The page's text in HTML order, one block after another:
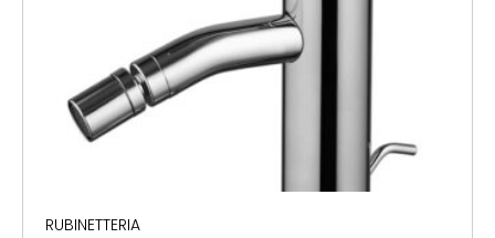
RUBINETTERIA